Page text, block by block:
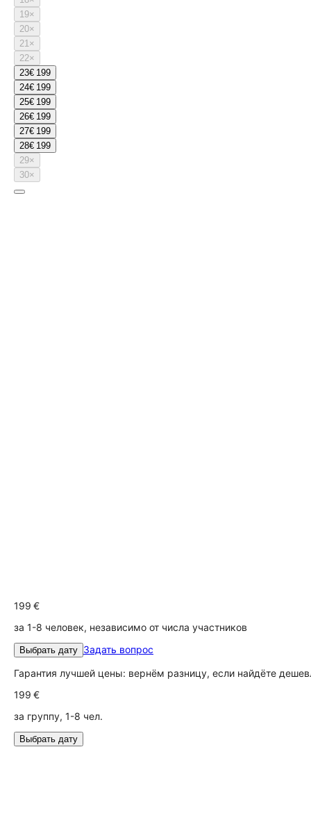
19×
20×
21×
22×
23€ 199
24€ 199
25€ 199
26€ 199
27€ 199
28€ 199
29×
30×
199 €
за 1-8 человек, независимо от числа участников
Выбрать дату Задать вопрос
Гарантия лучшей цены: вернём разницу, если найдёте
199 €
за группу, 1-8 чел.
Выбрать дату